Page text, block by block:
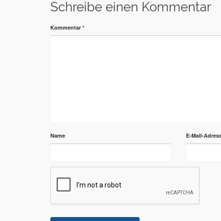
Schreibe einen Kommentar
Kommentar *
Name E-Mail-